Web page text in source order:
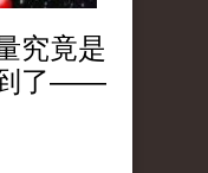
究竟是
到了——